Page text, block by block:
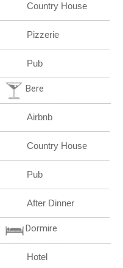
Country House
Pizzerie
Pub
Bere
Airbnb
Country House
Pub
After Dinner
Dormire
Hotel